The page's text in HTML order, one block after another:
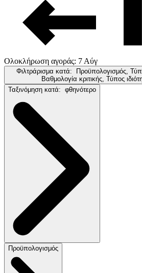
Ολοκλήρωση αγοράς: 7 Αύγ
Φιλτράρισμα κατά:
Προϋπολογισμός,
Βαθμολογία κριτικής, Τύπος
Ταξινόμηση κατά: φθηνότερο
Προϋπολογισμός